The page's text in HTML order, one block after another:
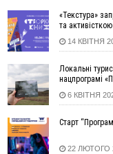
14:47
Стефанішина
14:02
«Пілот з
майже 64 тисячі
13:13
У четвер на
13:00
На Снятинщині
12:29
У МОЗ змінили
роботи
«Текстура»
та
14 КВІТНЯ
Локальні
нацпрограмі
6 КВІТНЯ
Старт
22 ЛЮТОГО